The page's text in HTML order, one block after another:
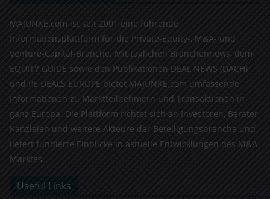
MAJUNKE.com ist seit 2001 eine führende
Informationsplattform für die Private-Equity-, M&A- und
Venture-Capital-Branche. Mit täglichen Branchennews, dem
EQUITY GUIDE sowie den Publikationen DEAL NEWS (DACH)
und PE DEALS EUROPE bietet MAJUNKE.com umfassende
Informationen zu Marktteilnehmern und Transaktionen in
ganz Europa. Die Plattform richtet sich an Investoren, Berater,
Kanzleien und weitere Akteure der Beteiligungsbranche und
liefert fundierte Einblicke in aktuelle Entwicklungen des M&A-
Marktes.
Useful Links